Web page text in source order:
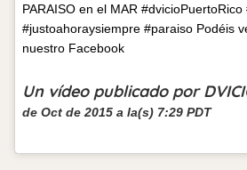
PARAISO en el MAR #dvicioPuertoRico
#justoahoraysiempre #paraiso Podéis
nuestro Facebook
Un vídeo publicado por
de Oct de 2015 a la(s) 7:29 PDT